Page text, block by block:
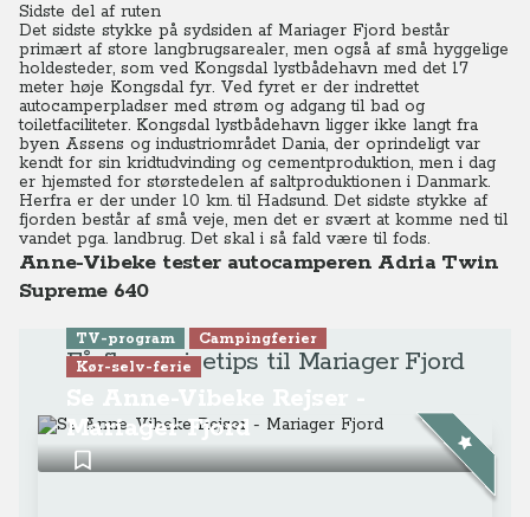
Sidste del af ruten
Det sidste stykke på sydsiden af Mariager Fjord består
primært af store langbrugsarealer, men også af små hyggelige
holdesteder, som ved Kongsdal lystbådehavn med det 17
meter høje Kongsdal fyr. Ved fyret er der indrettet
autocamperpladser med strøm og adgang til bad og
toiletfaciliteter. Kongsdal lystbådehavn ligger ikke langt fra
byen Assens og industriområdet Dania, der oprindeligt var
kendt for sin kridtudvinding og cementproduktion, men i dag
er hjemsted for størstedelen af saltproduktionen i Danmark.
Herfra er der under 10 km. til Hadsund. Det sidste stykke af
fjorden består af små veje, men det er svært at komme ned til
vandet pga. landbrug. Det skal i så fald være til fods.
Anne-Vibeke tester autocamperen Adria Twin
Supreme 640
Få flere rejsetips til Mariager Fjord
TV-program
Campingferier
Kør-selv-ferie
Mariager Fjord